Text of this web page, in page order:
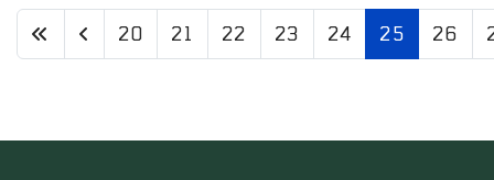
25 / 34
20 21 22 23 24 25 26